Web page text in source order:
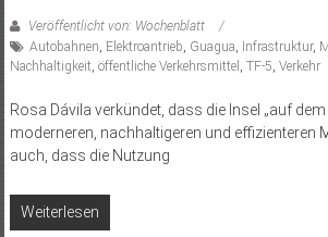
Veröffentlicht von: Wochenblatt
Autobahnen, Elektroantrieb, Guagua, Infrastruktur,
Nachhaltigkeit, öffentliche Verkehrsmittel , TF-5, Verkehr
Rosa Dávila verkündet, dass die Insel „auf
moderneren, nachhaltigeren und effizienteren
auch, dass die Nutzung
Weiterlesen